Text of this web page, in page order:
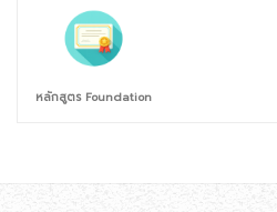
หลักสูตร Foundation